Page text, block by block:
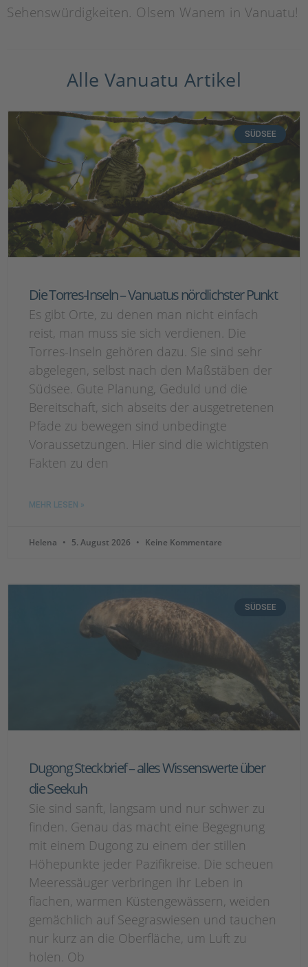
Sehenswürdigkeiten. Olsem Wanem in Vanuatu!
Alle Vanuatu Artikel
SÜDSEE
Die Torres-Inseln – Vanuatus nördlichster Punkt
Es gibt Orte, zu denen man nicht einfach
reist, man muss sie sich verdienen. Die
Torres-Inseln gehören dazu. Sie sind sehr
abgelegen, selbst nach den Maßstäben der
Südsee. Gute Planung, Geduld und die
Bereitschaft, sich abseits der ausgetretenen
Pfade zu bewegen sind unbedingte
Voraussetzungen. Hier sind die wichtigsten
Fakten zu den
MEHR LESEN »
Helena 5. August 2026 Keine Kommentare
SÜDSEE
Dugong Steckbrief – alles Wissenswerte über
die Seekuh
Sie sind sanft, langsam und nur schwer zu
finden. Genau das macht eine Begegnung
mit einem Dugong zu einem der stillen
Höhepunkte jeder Pazifikreise. Die scheuen
Meeressäuger verbringen ihr Leben in
flachen, warmen Küstengewässern, weiden
gemächlich auf Seegraswiesen und tauchen
nur kurz an die Oberfläche, um Luft zu
holen. Ob